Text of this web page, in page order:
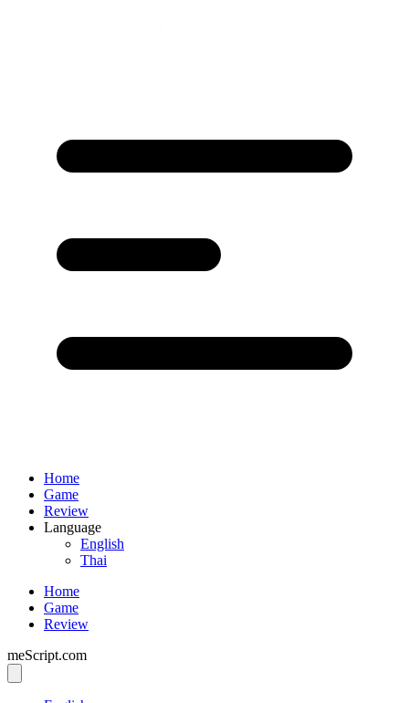
Home
Game
Review
Language
English
Thai
Home
Game
Review
meScript.com